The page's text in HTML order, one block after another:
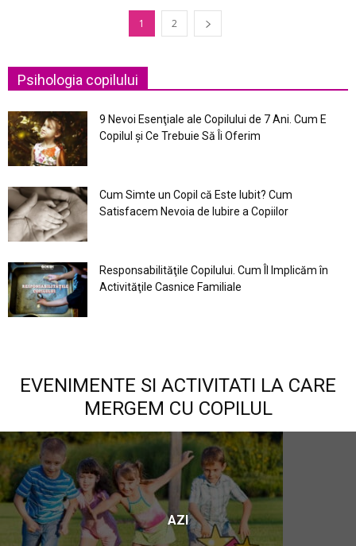
1 2
Psihologia copilului
9 Nevoi Esenţiale ale Copilului de 7 Ani. Cum E
Copilul şi Ce Trebuie Să Îi Oferim
Cum Simte un Copil că Este Iubit? Cum
Satisfacem Nevoia de Iubire a Copiilor
Responsabilităţile Copilului. Cum Îl Implicăm în
Activităţile Casnice Familiale
EVENIMENTE SI ACTIVITATI LA CARE
MERGEM CU COPILUL
AZI